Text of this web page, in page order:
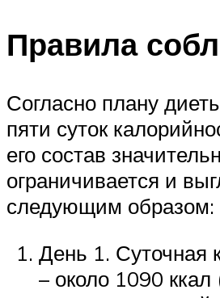
Правила
Согласно плану
пяти суток
его состав
ограничивается и
следующим образом:
День 1. Суточная
– около 1090 ккал